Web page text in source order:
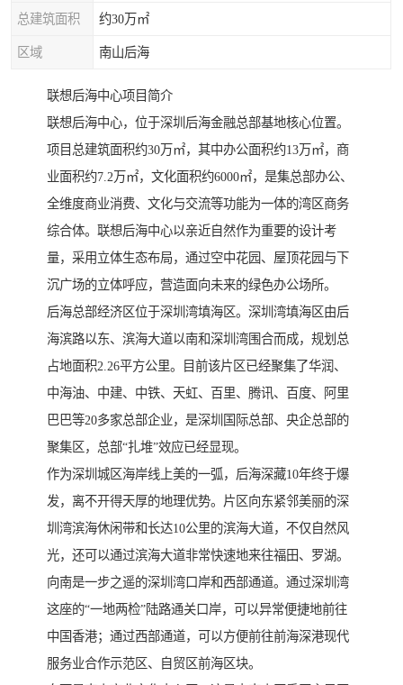
总建筑面积 约30万㎡
区域 南山后海
联想后海中心项目简介
联想后海中心，位于深圳后海金融总部基地核心位置。
项目总建筑面积约30万㎡，其中办公面积约13万㎡，商
业面积约7.2万㎡，文化面积约6000㎡，是集总部办公、
全维度商业消费、文化与交流等功能为一体的湾区商务
综合体。联想后海中心以亲近自然作为重要的设计考
量，采用立体生态布局，通过空中花园、屋顶花园与下
沉广场的立体呼应，营造面向未来的绿色办公场所。
后海总部经济区位于深圳湾填海区。深圳湾填海区由后
海滨路以东、滨海大道以南和深圳湾围合而成，规划总
占地面积2.26平方公里。目前该片区已经聚集了华润、
中海油、中建、中铁、天虹、百里、腾讯、百度、阿里
巴巴等20多家总部企业，是深圳国际总部、央企总部的
聚集区，总部“扎堆”效应已经显现。
作为深圳城区海岸线上美的一弧，后海深藏10年终于爆
发，离不开得天厚的地理优势。片区向东紧邻美丽的深
圳湾滨海休闲带和长达10公里的滨海大道，不仅自然风
光，还可以通过滨海大道非常快速地来往福田、罗湖。
向南是一步之遥的深圳湾口岸和西部通道。通过深圳湾
这座的“一地两检”陆路通关口岸，可以异常便捷地前往
中国香港；通过西部通道，可以方便前往前海深港现代
服务业合作示范区、自贸区前海区块。